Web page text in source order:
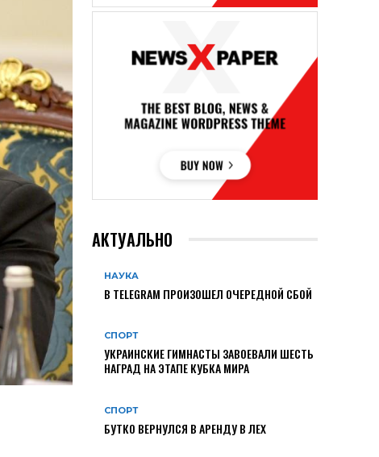
АКТУАЛЬНО
НАУКА
В TELEGRAM ПРОИЗОШЕЛ ОЧЕРЕДНОЙ СБОЙ
СПОРТ
УКРАИНСКИЕ ГИМНАСТЫ ЗАВОЕВАЛИ ШЕСТЬ
НАГРАД НА ЭТАПЕ КУБКА МИРА
СПОРТ
БУТКО ВЕРНУЛСЯ В АРЕНДУ В ЛЕХ